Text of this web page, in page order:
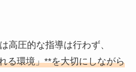
高圧的な指導は行わず、
る環境」**を大切にしながら